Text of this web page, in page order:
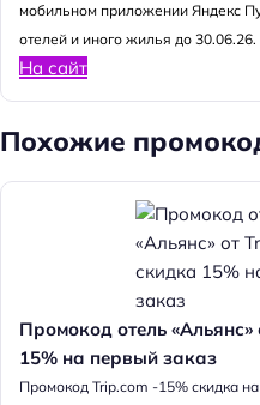
мобильном приложении Яндекс
отелей и иного жилья до 30.06.26.
На сайт
Похожие
Промокод отель
15% на первый заказ
Промокод Trip.com -15% скидка